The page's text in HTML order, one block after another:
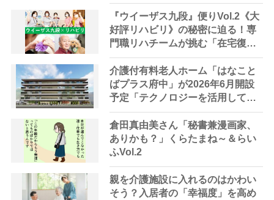
部』来春オープン【埼玉県・春日
部市】
『ウイーザス九段』便りVol.2《大
好評リハビリ》の秘密に迫る！専
門職リハチームが挑む「在宅復帰
の可能性を広げる」「人生の幸福
を追求する」 “リハビリ革命”と
は？
介護付有料老人ホーム「はなこと
ばプラス府中」が2026年6月開設
予定「テクノロジーを活用して高
品質な介護サービスを提供」【東
京都・府中市】
倉田真由美さん「秘書兼漫画家、
ありかも？」くらたまね～＆らい
ふVol.2
親を介護施設に入れるのはかわい
そう？入居者の「幸福度」を高め